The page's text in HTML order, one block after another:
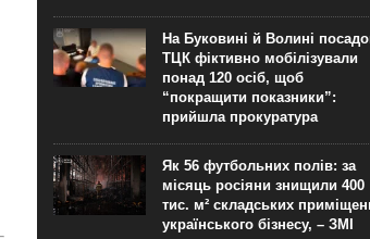
На Буковині й Волині
ТЦК фіктивно мобілізували
понад 120 осіб, щоб
“покращити показники”:
прийшла прокуратура
Як 56 футбольних полів: за
місяць росіяни знищили 400
тис. м² складських
українського бізнесу, – ЗМІ